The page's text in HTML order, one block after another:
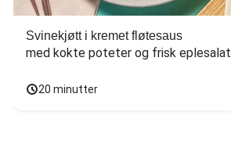
Svinekjøtt i kremet fløtesaus
med kokte poteter og frisk eplesalat
20 minutter